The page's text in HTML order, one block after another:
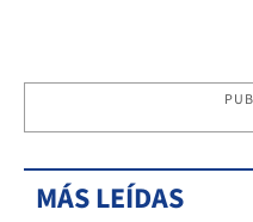
MÁS LEÍDAS